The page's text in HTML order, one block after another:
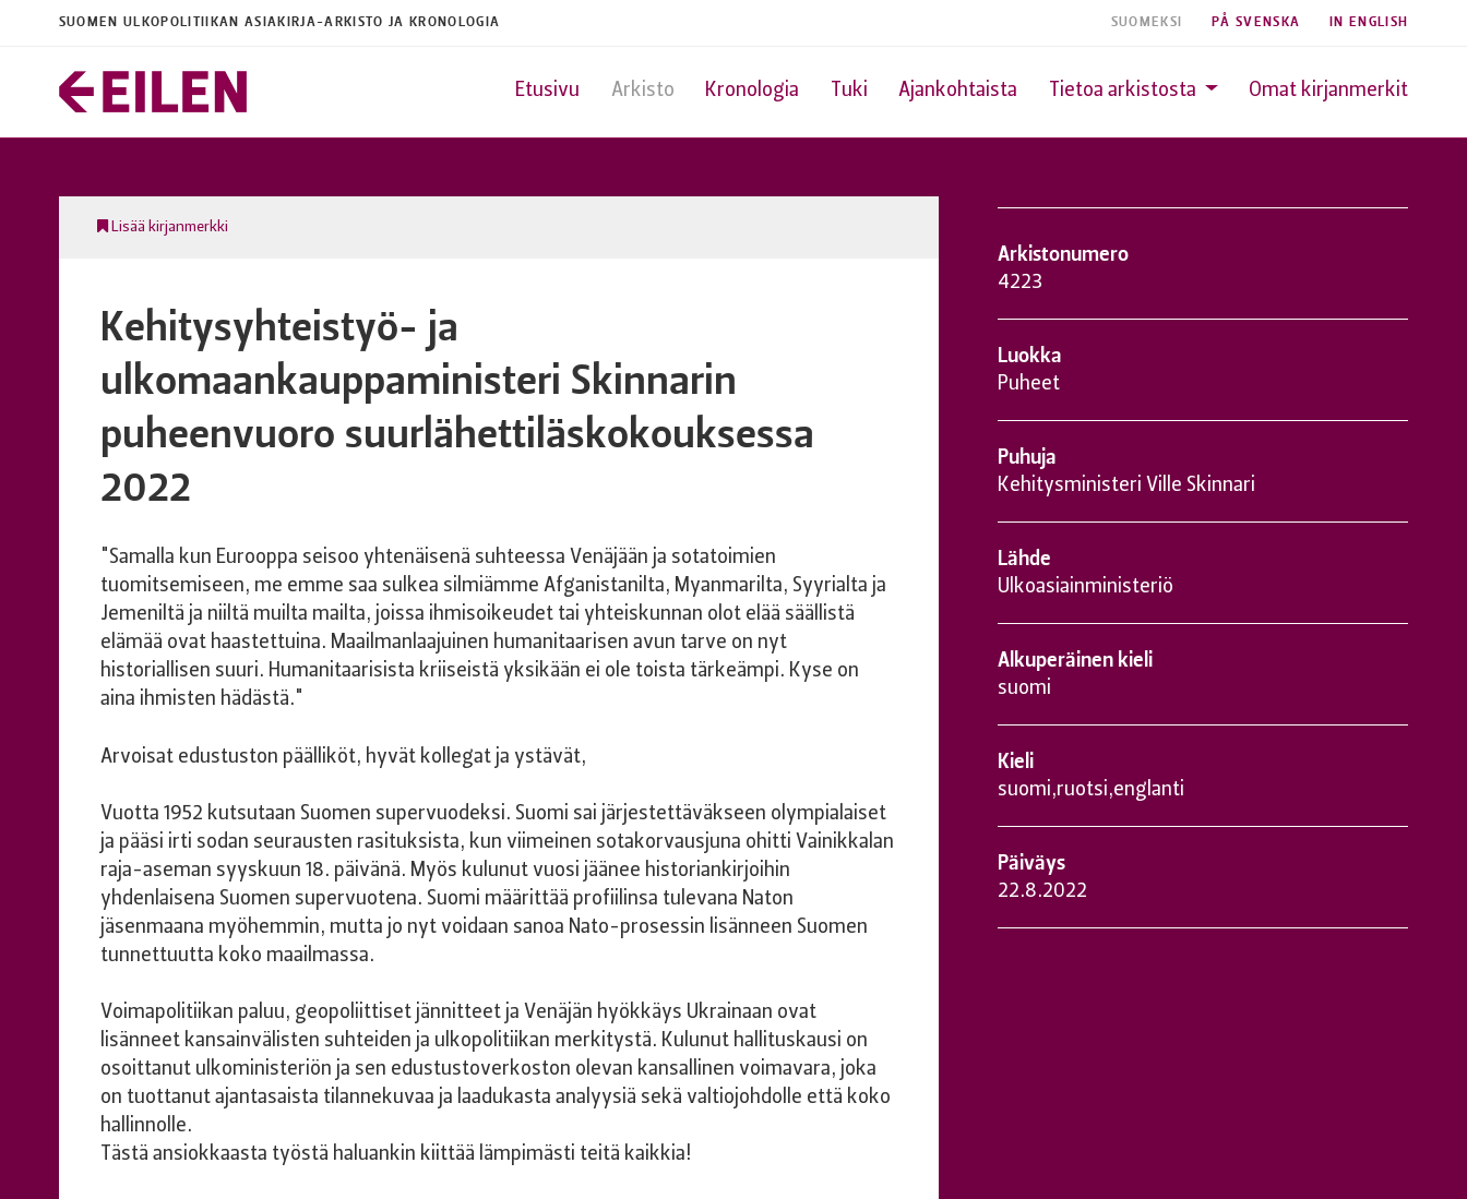
SUOMEN ULKOPOLITIIKAN ASIAKIRJA-ARKISTO JA KRONOLOGIA SUOMEKSI PÅ SVENSKA IN ENGLISH
Etusivu Arkisto Kronologia Tuki Ajankohtaista Tietoa arkistosta Omat kirjanmerkit
Lisää kirjanmerkki
Kehitysyhteistyö- ja
ulkomaankauppaministeri Skinnarin
puheenvuoro suurlähettiläskokouksessa
2022
"Samalla kun Eurooppa seisoo yhtenäisenä suhteessa Venäjään ja sotatoimien
tuomitsemiseen, me emme saa sulkea silmiämme Afganistanilta, Myanmarilta, Syyrialta ja
Jemeniltä ja niiltä muilta mailta, joissa ihmisoikeudet tai yhteiskunnan olot elää säällistä
elämää ovat haastettuina. Maailmanlaajuinen humanitaarisen avun tarve on nyt
historiallisen suuri. Humanitaarisista kriiseistä yksikään ei ole toista tärkeämpi. Kyse on
aina ihmisten hädästä."
Arvoisat edustuston päälliköt, hyvät kollegat ja ystävät,
Vuotta 1952 kutsutaan Suomen supervuodeksi. Suomi sai järjestettäväkseen olympialaiset
ja pääsi irti sodan seurausten rasituksista, kun viimeinen sotakorvausjuna ohitti Vainikkalan
raja-aseman syyskuun 18. päivänä. Myös kulunut vuosi jäänee historiankirjoihin
yhdenlaisena Suomen supervuotena. Suomi määrittää profiilinsa tulevana Naton
jäsenmaana myöhemmin, mutta jo nyt voidaan sanoa Nato-prosessin lisänneen Suomen
tunnettuutta koko maailmassa.
Voimapolitiikan paluu, geopoliittiset jännitteet ja Venäjän hyökkäys Ukrainaan ovat
lisänneet kansainvälisten suhteiden ja ulkopolitiikan merkitystä. Kulunut hallituskausi on
osoittanut ulkoministeriön ja sen edustustoverkoston olevan kansallinen voimavara, joka
on tuottanut ajantasaista tilannekuvaa ja laadukasta analyysiä sekä valtiojohdolle että koko
hallinnolle.
Tästä ansiokkaasta työstä haluankin kiittää lämpimästi teitä kaikkia!
Arkistonumero
4223
Luokka
Puheet
Puhuja
Kehitysministeri Ville Skinnari
Lähde
Ulkoasiainministeriö
Alkuperäinen kieli
suomi
Kieli
suomi,ruotsi,englanti
Päiväys
22.8.2022